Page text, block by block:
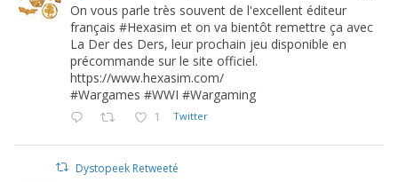
On vous parle très souvent de l'excellent éditeur
français #Hexasim et on va bientôt remettre ça avec
La Der des Ders, leur prochain jeu disponible en
précommande sur le site officiel.
https://www.hexasim.com/
#Wargames #WWI #Wargaming
1 Twitter
Dystopeek Retweeté